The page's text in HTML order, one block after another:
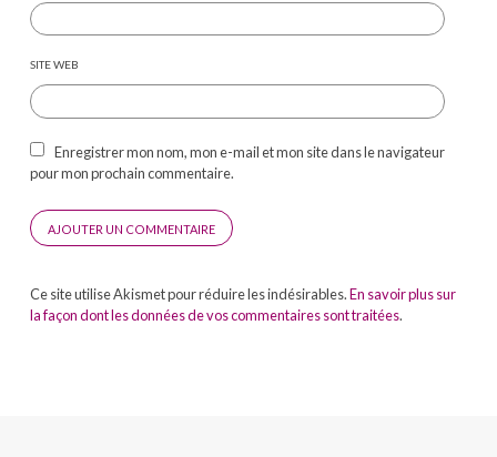
SITE WEB
Enregistrer mon nom, mon e-mail et mon site dans le navigateur
pour mon prochain commentaire.
Ce site utilise Akismet pour réduire les indésirables.En savoir plus sur
la façon dont les données de vos commentaires sont traitées.